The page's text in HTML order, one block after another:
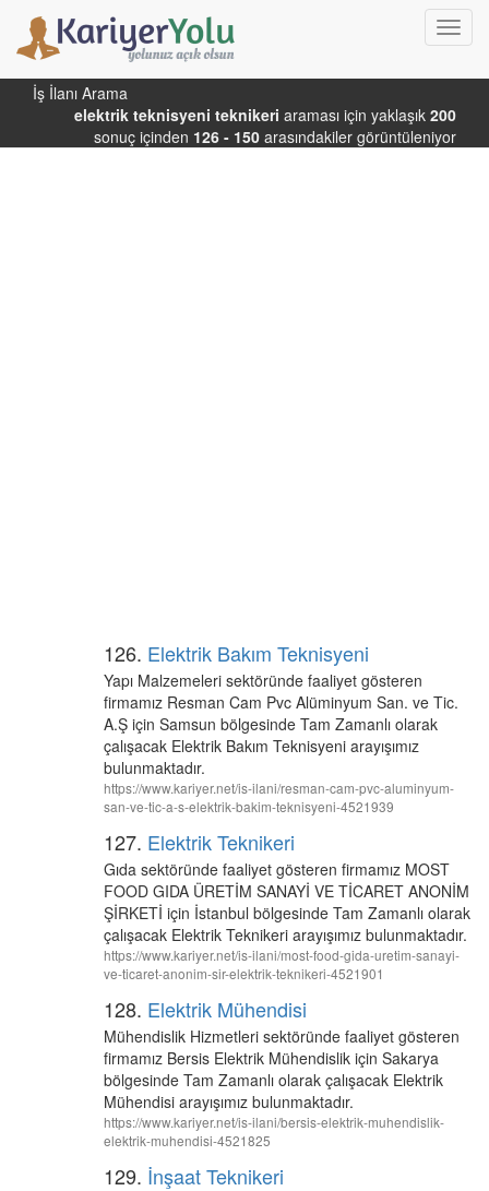
İş İlanı Arama
elektrik teknisyeni teknikeri araması için yaklaşık 200
sonuç içinden 126 - 150 arasındakiler görüntüleniyor
126. Elektrik Bakım Teknisyeni
Yapı Malzemeleri sektöründe faaliyet gösteren
firmamız Resman Cam Pvc Alüminyum San. ve Tic.
A.Ş için Samsun bölgesinde Tam Zamanlı olarak
çalışacak Elektrik Bakım Teknisyeni arayışımız
bulunmaktadır.
https://www.kariyer.net/is-ilani/resman-cam-pvc-aluminyum-
san-ve-tic-a-s-elektrik-bakim-teknisyeni-4521939
127. Elektrik Teknikeri
Gıda sektöründe faaliyet gösteren firmamız MOST
FOOD GIDA ÜRETİM SANAYİ VE TİCARET ANONİM
ŞİRKETİ için İstanbul bölgesinde Tam Zamanlı olarak
çalışacak Elektrik Teknikeri arayışımız bulunmaktadır.
https://www.kariyer.net/is-ilani/most-food-gida-uretim-sanayi-
ve-ticaret-anonim-sir-elektrik-teknikeri-4521901
128. Elektrik Mühendisi
Mühendislik Hizmetleri sektöründe faaliyet gösteren
firmamız Bersis Elektrik Mühendislik için Sakarya
bölgesinde Tam Zamanlı olarak çalışacak Elektrik
Mühendisi arayışımız bulunmaktadır.
https://www.kariyer.net/is-ilani/bersis-elektrik-muhendislik-
elektrik-muhendisi-4521825
129. İnşaat Teknikeri